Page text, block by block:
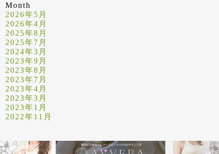
Month
2026年5月
2026年4月
2025年8月
2025年7月
2024年3月
2023年9月
2023年8月
2023年7月
2023年4月
2023年3月
2023年1月
2022年11月